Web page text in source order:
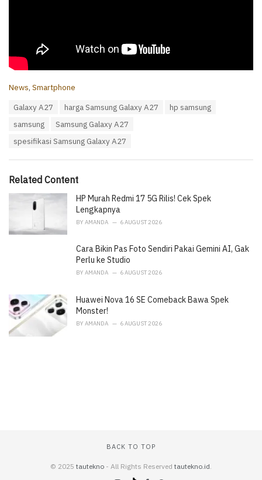
C
s
:
News, Smartphone
Galaxy A27 harga Samsung Galaxy A27
hp samsung
samsung
Samsung Galaxy A27
spesifikasi Samsung Galaxy A27
Related Content
HP Murah Redmi 17 5G Rilis! Cek Spek
Lengkapnya
BY AMANDA 6 AUGUST 2026
Cara Bikin Pas Foto Sendiri Pakai Gemini AI, Gak
Perlu ke Studio
BY AMANDA 6 AUGUST 2026
Huawei Nova 16 SE Comeback Bawa Spek
Monster!
BY AMANDA 6 AUGUST 2026
BACK TO TOP
© 2025 tautekno - All Rights Reserved tautekno.id